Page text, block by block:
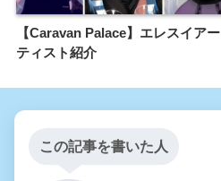
【Caravan Palace】エレスイアー
ティスト紹介
この記事を書いた人